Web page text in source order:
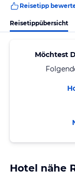
Reisetipp
Reisetippübersicht
Möchtest
Hotel nähe